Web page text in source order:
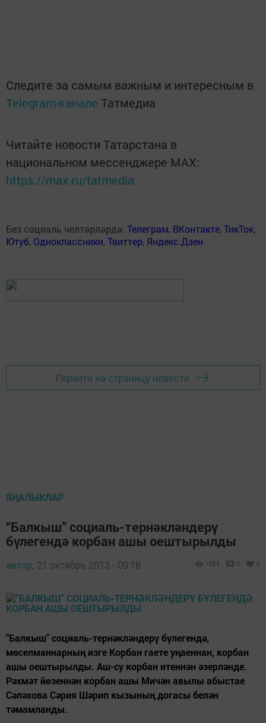
Следите за самым важным и интересным в
Telegram-канале Татмедиа
Читайте новости Татарстана в
национальном мессенджере MАХ:
https://max.ru/tatmedia
Без социаль челтәрләрдә: Телеграм, ВКонтакте,ТикТок,
Ютуб, Одноклассники,Твиттер, Яндекс.Дзен
Перейти на страницу новости
ЯҢАЛЫКЛАР
“Балкыш” социаль-тернәкләндерү
бүлегендә корбан ашы оештырылды
автор, 21 октябрь 2013 - 09:18 1055 0 0
"Балкыш" социаль-тернәкләндерү бүлегендә,
мөселманнарның изге Корбан гаете уңаеннан, корбан
ашы оештырылды. Аш-су корбан итеннән әзерләнде.
Рәхмәт йөзеннән корбан ашы Мичән авылы абыстае
Сәләхова Сәрия Шәрип кызының догасы белән
тәмамланды.